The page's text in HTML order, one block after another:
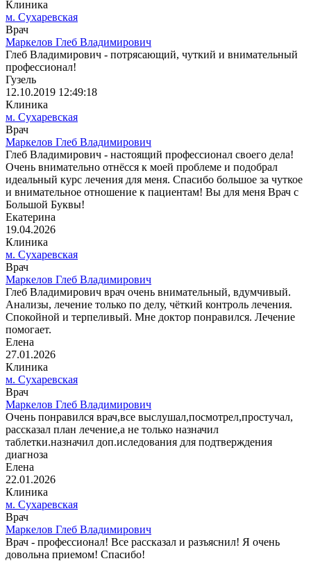
Клиника
м. Сухаревская
Врач
Маркелов Глеб Владимирович
Глеб Владимирович - потрясающий, чуткий и внимательный
профессионал!
Гузель
12.10.2019 12:49:18
Клиника
м. Сухаревская
Врач
Маркелов Глеб Владимирович
Глеб Владимирович - настоящий профессионал своего дела!
Очень внимательно отнёсся к моей проблеме и подобрал
идеальный курс лечения для меня. Спасибо большое за чуткое
и внимательное отношение к пациентам! Вы для меня Врач с
Большой Буквы!
Екатерина
19.04.2026
Клиника
м. Сухаревская
Врач
Маркелов Глеб Владимирович
Глеб Владимирович врач очень внимательный, вдумчивый.
Анализы, лечение только по делу, чëткий контроль лечения.
Спокойной и терпеливый. Мне доктор понравился. Лечение
помогает.
Елена
27.01.2026
Клиника
м. Сухаревская
Врач
Маркелов Глеб Владимирович
Очень понравился врач,все выслушал,посмотрел,простучал,
рассказал план лечение,а не только назначил
таблетки.назначил доп.иследования для подтверждения
диагноза
Елена
22.01.2026
Клиника
м. Сухаревская
Врач
Маркелов Глеб Владимирович
Врач - профессионал! Все рассказал и разъяснил! Я очень
довольна приемом! Спасибо!